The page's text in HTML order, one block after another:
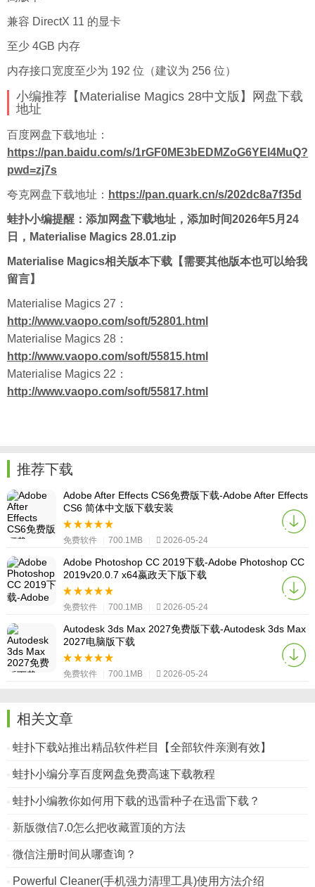
兼容 DirectX 11 的显卡
至少 4GB 内存
内存接口宽度至少为 192 位（建议为 256 位）
小编推荐【Materialise Magics 28中文版】网盘下载
地址
百度网盘下载地址：
https://pan.baidu.com/s/1rGF0ME3bEDMZoG6YEl4MuQ?
pwd=zj7s
夸克网盘下载地址： https://pan.quark.cn/s/202dc8a7f35d
蛙扑小编提醒：添加网盘下载地址，添加时间2026年5月24
日，Materialise Magics 28.01.zip
Materialise Magics相关版本下载【需要其他版本也可以给我
留言】
Materialise Magics 27：
http://www.vaopo.com/soft/52801.html
Materialise Magics 28：
http://www.vaopo.com/soft/55815.html
Materialise Magics 22：
http://www.vaopo.com/soft/55817.html
推荐下载
Adobe After Effects CS6免费版下载-Adobe After Effects
CS6 简体中文版下载安装
免费软件 700.1MB 2026-05-24
Adobe Photoshop CC 2019下载-Adobe Photoshop CC
2019v20.0.7 x64嬴政天下版下载
免费软件 700.1MB 2026-05-24
Autodesk 3ds Max 2027免费版下载-Autodesk 3ds Max
2027电脑版下载
免费软件 700.1MB 2026-05-24
相关文章
蛙扑下载站推出精品软件栏目【全部软件亲测有效】
蛙扑小编分享百度网盘免费高速下载教程
蛙扑小编教你如何用下载的迅雷种子在迅雷下载？
新版微信7.0怎么把收藏置顶的方法
微信注册时间从哪查询？
Powerful Cleaner(手机强力清理工具)使用方法介绍